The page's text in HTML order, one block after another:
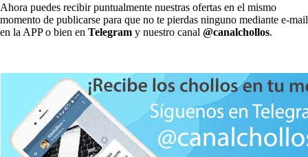
Ahora puedes recibir puntualmente nuestras ofertas en el mismo
momento de publicarse para que no te pierdas ninguno mediante e-mail
en la APP o bien en Telegram y nuestro canal @canalchollos.